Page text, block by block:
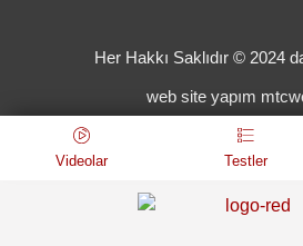
Her Hakkı Saklıdır © 2024
web site yapım
Videolar Testler